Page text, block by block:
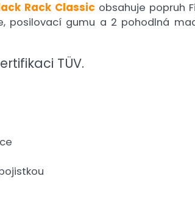
Rack Classic obsahuje popruh
posilovací gumu a 2 pohodlná
TÜV.